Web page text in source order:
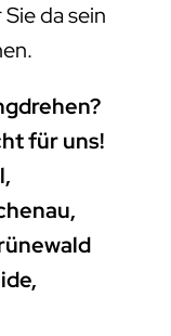
da sein
für uns!